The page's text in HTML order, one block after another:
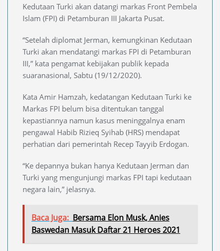
Kedutaan Turki akan datangi markas Front Pembela
Islam (FPI) di Petamburan III Jakarta Pusat.
“Setelah diplomat Jerman, kemungkinan Kedutaan
Turki akan mendatangi markas FPI di Petamburan
III,” kata pengamat kebijakan publik kepada
suaranasional, Sabtu (19/12/2020).
Kata Amir Hamzah, kedatangan Kedutaan Turki ke
Markas FPI belum bisa ditentukan tanggal
kepastiannya namun kasus meninggalnya enam
pengawal Habib Rizieq Syihab (HRS) mendapat
perhatian dari pemerintah Recep Tayyib Erdogan.
“Ke depannya bukan hanya Kedutaan Jerman dan
Turki yang mengunjungi markas FPI tapi kedutaan
negara lain,” jelasnya.
Baca Juga: Bersama Elon Musk, Anies
Baswedan Masuk Daftar 21 Heroes 2021